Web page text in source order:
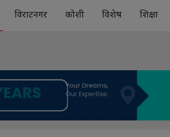
विराटनगर कोशी विशेष शिक्षा